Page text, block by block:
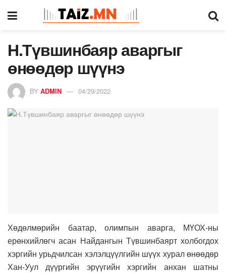
Н.Түвшинбаяр аваргыг
өнөөдөр шүүнэ
BY ADMIN 04/29/2022
Хөдөлмөрийн баатар, олимпын аварга, МҮОХ-ны
ерөнхийлөгч асан Найдангын Түвшинбаярт холбогдох
хэргийн урьдчилсан хэлэлцүүлгийн шүүх хурал өнөөдөр
Хан-Уул дүүргийн эрүүгийн хэргийн анхан шатны